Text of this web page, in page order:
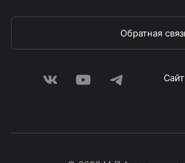
Обратная